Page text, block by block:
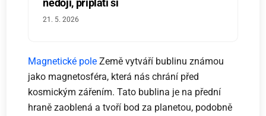
21. 5. 2026
Magnetické pole Země vytváří bublinu známou
jako magnetosféra, která nás chrání před
kosmickým zářením. Tato bublina je na přední
hraně zaoblená a tvoří bod za planetou, podobně